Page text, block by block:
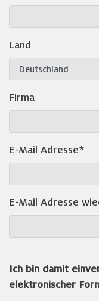
Land
Firma
E-Mail Adresse*
E-Mail Adresse
Ich bin damit
elektronischer